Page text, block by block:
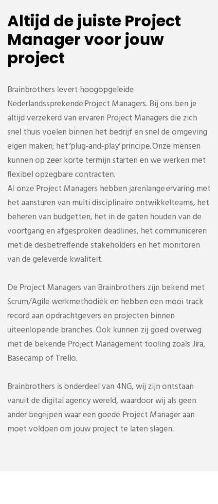
Altijd de juiste Project
Manager voor jouw
project
Brainbrothers levert hoogopgeleide
Nederlandssprekende Project Managers. Bij ons ben je
altijd verzekerd van ervaren Project Managers die zich
snel thuis voelen binnen het bedrijf en snel de omgeving
eigen maken; het ‘plug-and-play‘ principe. Onze mensen
kunnen op zeer korte termijn starten en we werken met
flexibel opzegbare contracten.
Al onze Project Managers hebben jarenlange ervaring met
het aansturen van multi disciplinaire ontwikkelteams, het
beheren van budgetten, het in de gaten houden van de
voortgang en afgesproken deadlines, het communiceren
met de desbetreffende stakeholders en het monitoren
van de geleverde kwaliteit.
De Project Managers van Brainbrothers zijn bekend met
Scrum/Agile werkmethodiek en hebben een mooi track
record aan opdrachtgevers en projecten binnen
uiteenlopende branches. Ook kunnen zij goed overweg
met de bekende Project Management tooling zoals Jira,
Basecamp of Trello.
Brainbrothers is onderdeel van 4NG, wij zijn ontstaan
vanuit de digital agency wereld, waardoor wij als geen
ander begrijpen waar een goede Project Manager aan
moet voldoen om jouw project te laten slagen.